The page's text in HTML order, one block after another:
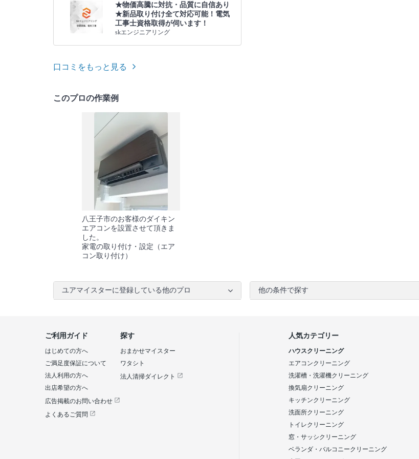
★物価高騰に対抗・品質に自信あり
★新品取り付け全て対応可能！電気
工事士資格取得が伺います！
skエンジニアリング
口コミをもっと見る
このプロの作業例
八王子市のお客様のダイキン
エアコンを設置させて頂きま
した。
家電の取り付け・設定（エア
コン取り付け）
ユアマイスターに登録している他のプロ 他の条件で探す
探す
おまかせマイスター
ワタシト
法人清掃ダイレクト
ご利用ガイド
はじめての方へ
ご満足度保証について
法人利用の方へ
出店希望の方へ
広告掲載のお問い合わせ
よくあるご質問
人気カテゴリー
ハウスクリーニング
エアコンクリーニング
洗濯槽・洗濯機クリーニング
換気扇クリーニング
キッチンクリーニング
洗面所クリーニング
トイレクリーニング
窓・サッシクリーニング
ベランダ・バルコニークリーニング